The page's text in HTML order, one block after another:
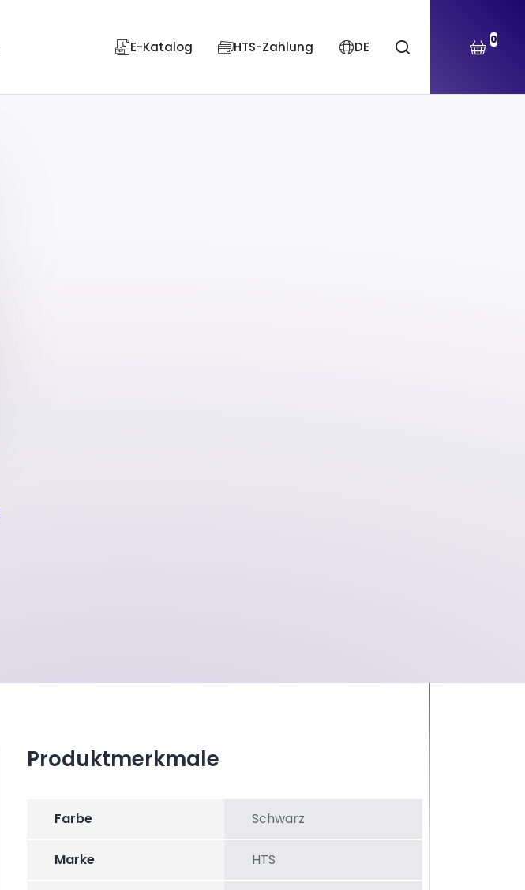
E-Katalog HTS-Zahlung DE 0
Produktmerkmale
Farbe Schwarz
Marke HTS